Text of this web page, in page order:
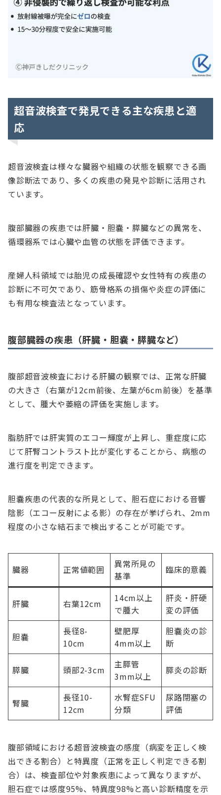
超音波検査で発見できる主な疾患と適
応
超音波検査は様々な臓器や組織の状態を観察できる画
像診断法であり、多くの疾患の発見や診断に活用され
ています。
腹部臓器の疾患では肝臓・胆嚢・膵臓などの異常を、
循環器系では心臓や血管の状態を評価できます。
産婦人科領域では胎児の成長確認や女性特有の疾患の
診断に不可欠であり、筋骨格系の損傷や炎症の評価に
も有用な検査法となっています。
腹部臓器の疾患（肝臓・胆嚢・膵臓など）
腹部超音波検査における肝臓の観察では、正常な肝臓
の大きさ（右葉が12cm前後、左葉が6cm前後）を基準
として、腫大や萎縮の評価を実施します。
脂肪肝では肝実質のエコー輝度が上昇し、重症度に応
じて肝腎コントラスト比が変化することから、病態の
進行度を判定できます。
胆嚢疾患の代表的な所見として、胆石症における音響
陰影（エコー反射による影）の存在が挙げられ、2mm
程度の小さな結石まで検出することが可能です。
臓器 正常値範囲
異常所見の
基準
臨床的意義
肝臓 右葉12cm
14cm以上
で腫大
肝炎・肝硬
変の評価
胆嚢
長径8-
10cm
壁肥厚
4mm以上
胆嚢炎の診
断
膵臓 頭部2-3cm
主膵管
3mm以上
膵炎の診断
腎臓
長径10-
12cm
水腎症SFU
分類
尿路閉塞の
評価
腹部領域における超音波検査の感度（病変を正しく検
出できる割合）と特異度（正常を正しく判定できる割
合）は、検査部位や対象疾患によって異なりますが、
胆石症では感度95%、特異度98%と高い診断精度を示